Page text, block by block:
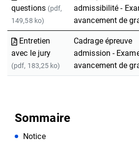
questions (pdf,
149,58 ko)
admissibilité -
avancement de
Entretien
avec le jury
(pdf, 183,25 ko)
Cadrage épreuve
admission -
avancement de
Sommaire
Notice